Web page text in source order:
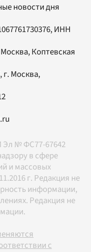
новости дня
ИНН
Коптевская
, г. Москва,
Эл № ФС77-67642
в сфере
и массовых
г. Редакция не
информации,
Редакция не
с